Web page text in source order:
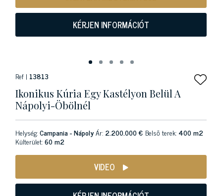
KÉRJEN INFORMÁCIÓT
Ref | 13813
Ikonikus Kúria Egy Kastélyon Belül A
Nápolyi-Öbölnél
Helység:Campania - NápolyÁr: 2.200.000 € Belső terek: 400 m2
Külterület:60 m2
VIDEO